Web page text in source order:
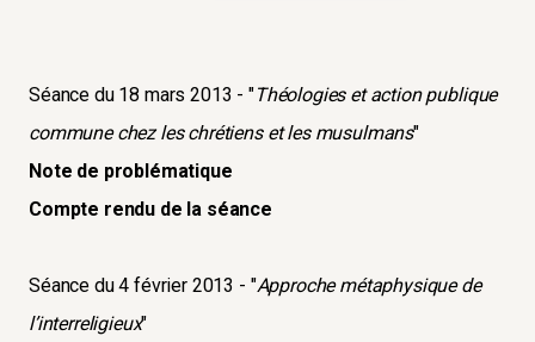
Séance du 18 mars 2013 - "Théologies et action publique
commune chez les chrétiens et les musulmans"
Note de problématique
Compte rendu de la séance
Séance du 4 février 2013 - "Approche métaphysique de
l’interreligieux"